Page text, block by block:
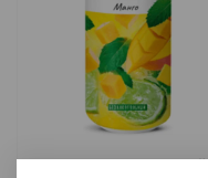
Мохито Лемонарий